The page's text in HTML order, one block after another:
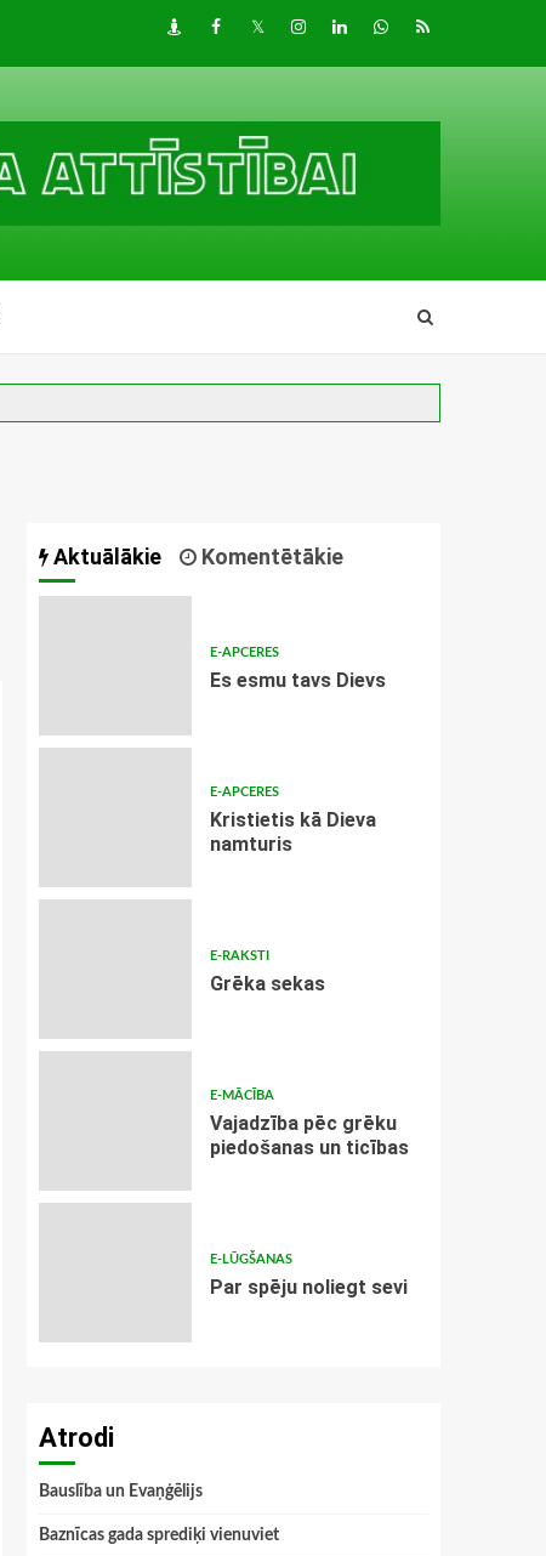
DraugiemFacebook
TwitterInstagram
LinkedInwhatsapp
RSS
Aktuālākie Komentētākie
E-APCERES
Es esmu tavs Dievs
E-APCERES
Kristietis kā Dieva
namturis
E-RAKSTI
Grēka sekas
E-MĀCĪBA
Vajadzība pēc grēku
piedošanas un ticības
E-LŪGŠANAS
Par spēju noliegt sevi
Atrodi
Bauslība un Evaņģēlijs
Baznīcas gada sprediķi vienuviet